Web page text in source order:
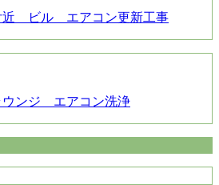
近 ビル エアコン更新工事
ンジ エアコン洗浄